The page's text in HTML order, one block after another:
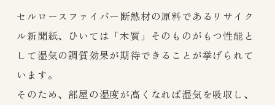
セルロースファイバー断熱材の原料であるリサイク
ル新聞紙、ひいては「木質」そのものがもつ性能と
して湿気の調質効果が期待できることが挙げられて
います。
そのため、部屋の湿度が高くなれば湿気を吸収し、